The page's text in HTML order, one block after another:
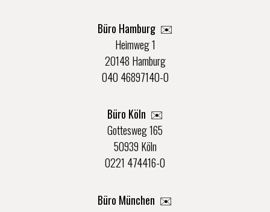
Büro Hamburg ✉️
Heimweg 1
20148 Hamburg
040 46897140-0
Büro Köln ✉️
Gottesweg 165
50939 Köln
0221 474416-0
Büro München ✉️